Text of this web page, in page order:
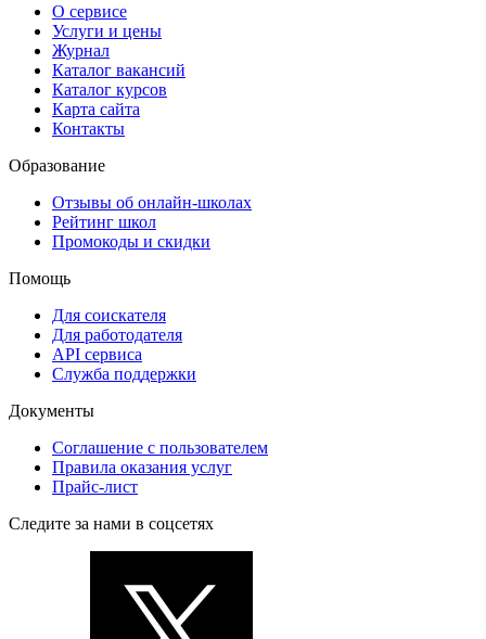
О сервисе
Услуги и цены
Журнал
Каталог вакансий
Каталог курсов
Карта сайта
Контакты
Образование
Отзывы об онлайн-школах
Рейтинг школ
Промокоды и скидки
Помощь
Для соискателя
Для работодателя
API сервиса
Служба поддержки
Документы
Соглашение с пользователем
Правила оказания услуг
Прайс-лист
Следите за нами в соцсетях